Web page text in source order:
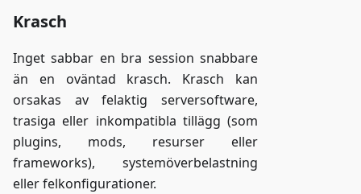
Krasch
Inget sabbar en bra session snabbare
än en oväntad krasch. Krasch kan
orsakas av felaktig serversoftware,
trasiga eller inkompatibla tillägg (som
plugins, mods, resurser eller
frameworks), systemöverbelastning
eller felkonfigurationer.